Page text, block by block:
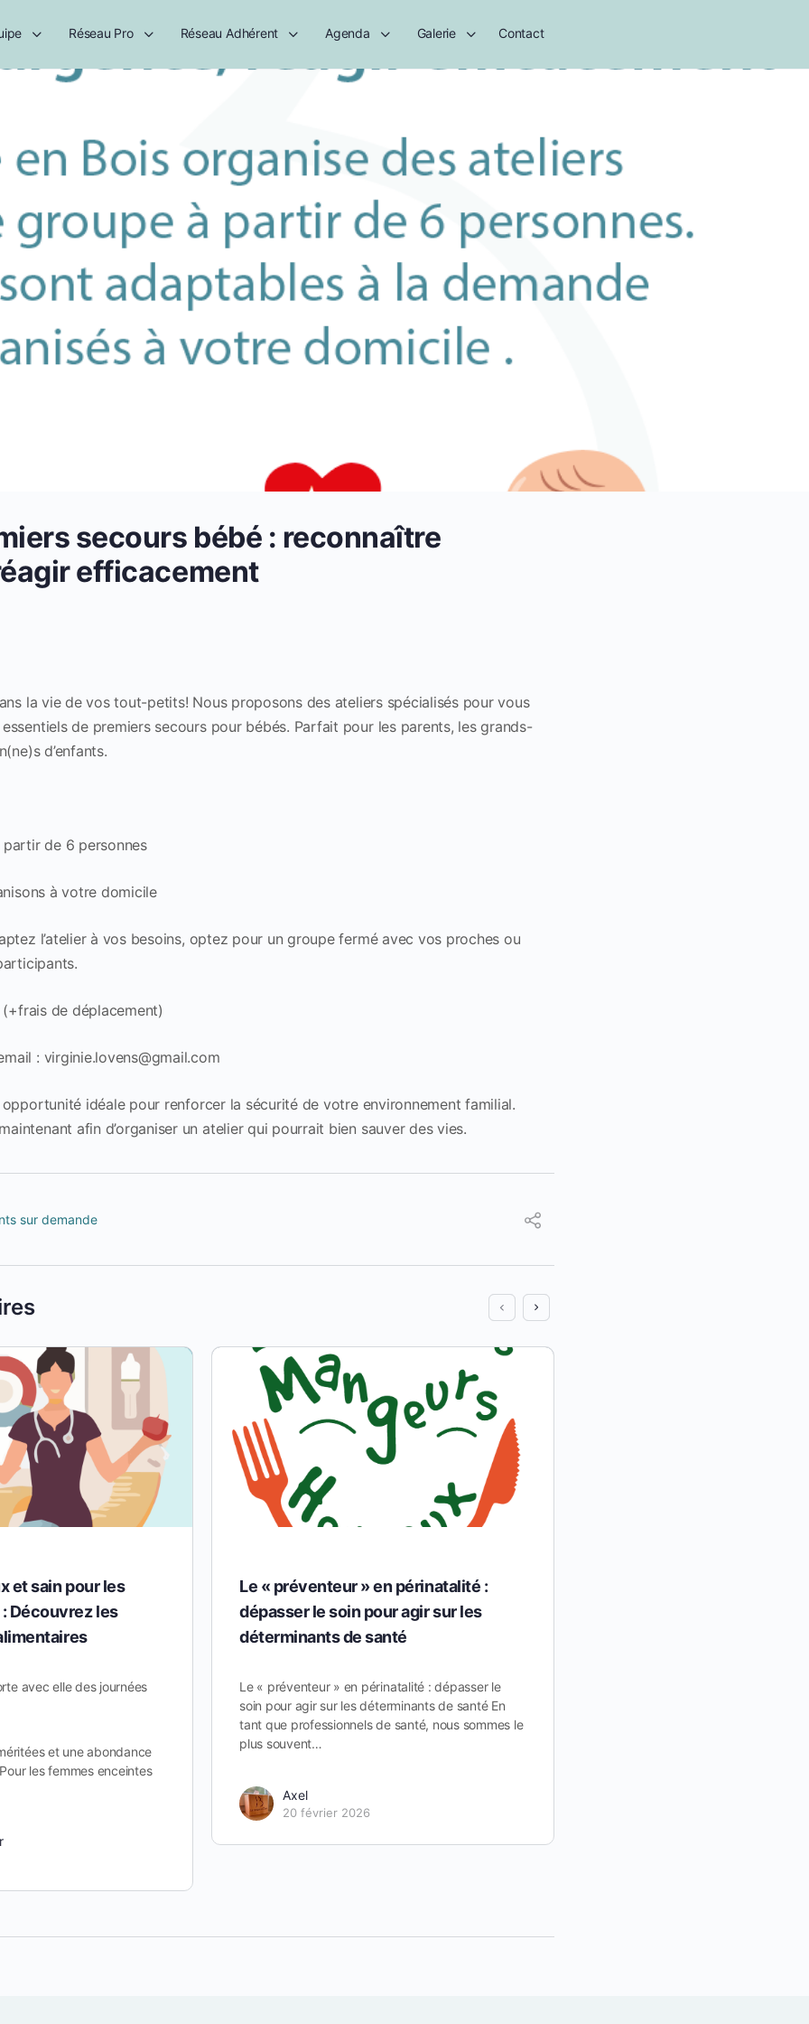
Réseau Pro Réseau Adhérent Agenda Galerie Contact
secours bébé : reconnaître
efficacement
la vie de vos tout-petits! Nous proposons des ateliers spécialisés pour vous
de premiers secours pour bébés. Parfait pour les parents, les grands-
d’enfants.
de 6 personnes
à votre domicile
l’atelier à vos besoins, optez pour un groupe fermé avec vos proches ou
de déplacement)
: virginie.lovens@gmail.com
idéale pour renforcer la sécurité de votre environnement familial.
afin d’organiser un atelier qui pourrait bien sauver des vies.
sur demande
et sain pour les
Découvrez les
avec elle des journées
et une abondance
les femmes enceintes
Le « préventeur » en périnatalité :
dépasser le soin pour agir sur les
déterminants de santé
Le « préventeur » en périnatalité : dépasser le
soin pour agir sur les déterminants de santé En
tant que professionnels de santé, nous sommes le
plus souvent…
Axel
20 février 2026